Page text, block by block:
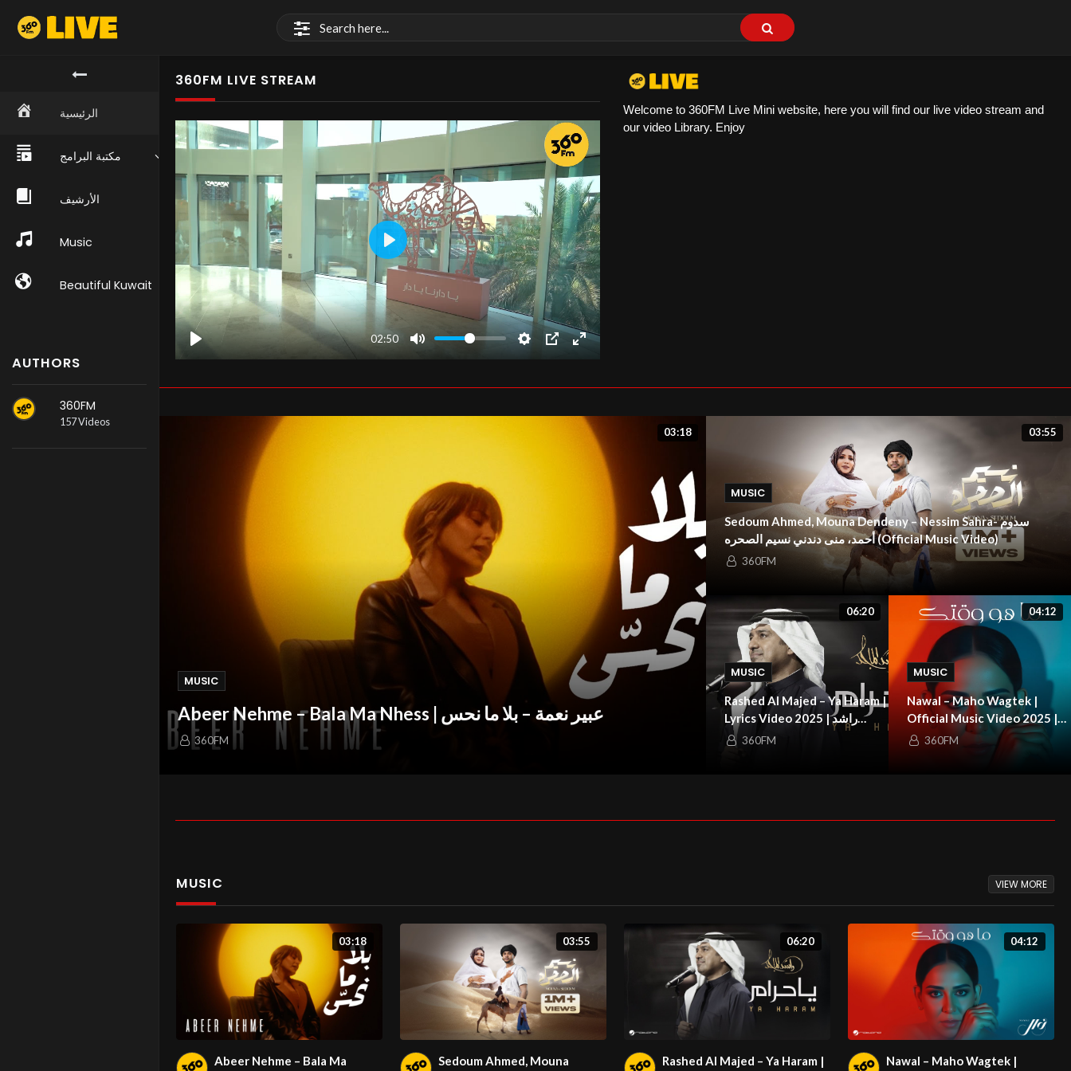
الرئيسية
مكتبة البرامج
الأرشيف
Music
Beautiful Kuwait
AUTHORS
360FM
157 Videos
360FM LIVE STREAM
02:50
Play
Welcome to 360FM Live Mini website, here you will find our live video stream and
our video Library. Enjoy
03:18
MUSIC
Abeer Nehme – Bala Ma Nhess | عبير نعمة – بلا ما نحس
360FM
03:55
MUSIC
Sedoum Ahmed, Mouna Dendeny – Nessim Sahra- سدوم
أحمد، منى دندني نسيم الصحره (Official Music Video)
360FM
06:20
MUSIC
Rashed Al Majed – Ya Haram |
Lyrics Video 2025 | راشد
الماجد – يا حرام
360FM
04:12
MUSIC
Nawal – Maho Wagtek |
Official Music Video 2025 |
نوال – ما هو وقتك
360FM
MUSIC VIEW MORE
03:18
Abeer Nehme – Bala Ma
03:55
Sedoum Ahmed, Mouna
06:20
Rashed Al Majed – Ya Haram |
04:12
Nawal – Maho Wagtek |